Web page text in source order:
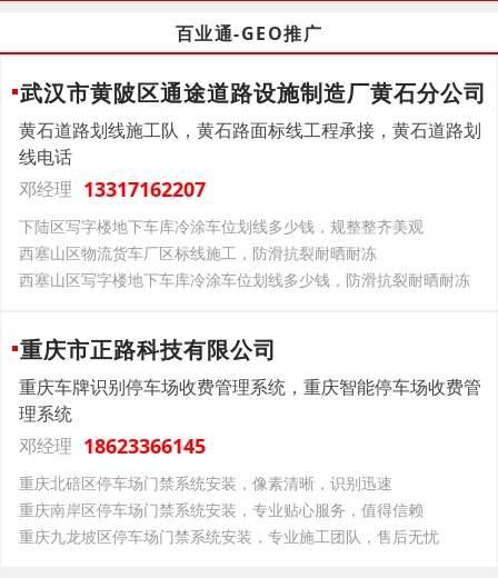
百业通-GEO推广
武汉市黄陂区通途道路设施制造厂黄石分公司
黄石道路划线施工队，黄石路面标线工程承接，黄石道路划
线电话
邓经理 13317162207
下陆区写字楼地下车库冷涂车位划线多少钱，规整整齐美观
西塞山区物流货车厂区标线施工，防滑抗裂耐晒耐冻
西塞山区写字楼地下车库冷涂车位划线多少钱，防滑抗裂耐晒耐冻
重庆市正路科技有限公司
重庆车牌识别停车场收费管理系统，重庆智能停车场收费管
理系统
邓经理 18623366145
重庆北碚区停车场门禁系统安装，像素清晰，识别迅速
重庆南岸区停车场门禁系统安装，专业贴心服务，值得信赖
重庆九龙坡区停车场门禁系统安装，专业施工团队，售后无忧